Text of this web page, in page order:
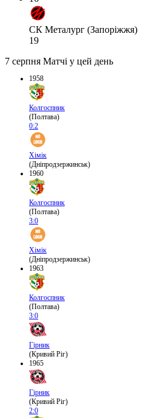
СК Металург (Запоріжжя)
19
7 серпня Матчі у цей день
1958
Колгоспник
(Полтава)
0:2
Хімік
(Дніпродзержинськ)
1960
Колгоспник
(Полтава)
3:0
Хімік
(Дніпродзержинськ)
1963
Колгоспник
(Полтава)
3:0
Гірник
(Кривий Ріг)
1965
Гірник
(Кривий Ріг)
2:0